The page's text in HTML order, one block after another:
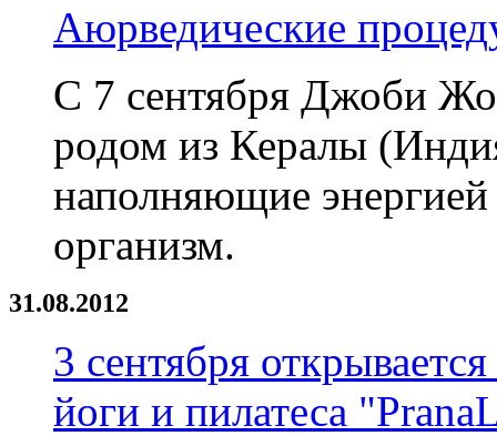
Аюрведические
С 7 сентября Джоби
родом из Кералы
наполняющие
организм.
31.08.2012
3 сентября
йоги и пилатеса